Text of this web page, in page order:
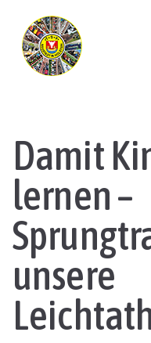
Inhalt
springen
Damit
lernen –
unsere